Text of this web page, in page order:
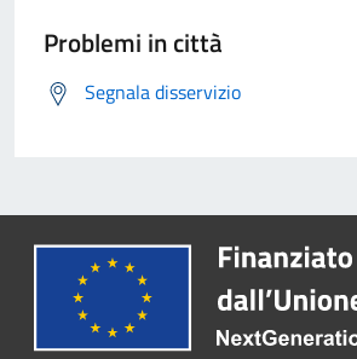
Problemi in città
Segnala disservizio